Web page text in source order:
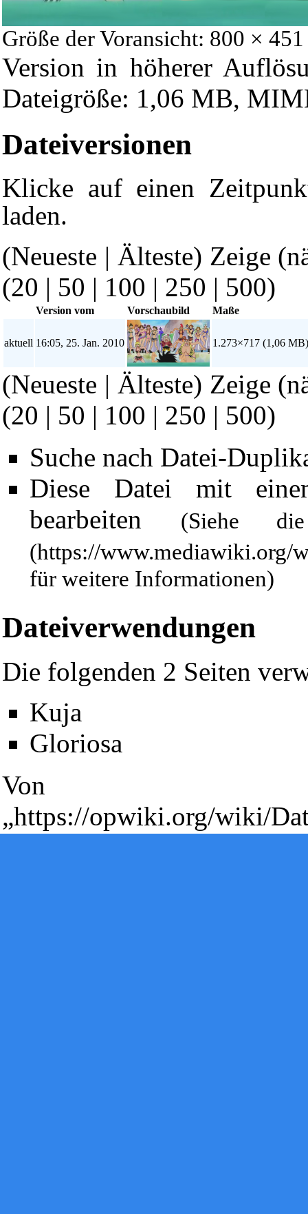
Größe der Voransicht: 800 ×
Version in höherer
Dateigröße: 1,06 MB,
Dateiversionen
Klicke auf einen
laden.
(Neueste | Älteste) Zeige
(20 | 50 | 100 | 250 | 500)
Version vom Vorschaubild Maße
aktuell 16:05, 25. Jan. 2010 1.273×717 (1,06 MB)
(Neueste | Älteste) Zeige
(20 | 50 | 100 | 250 | 500)
Suche nach Datei-
Diese Datei mit
bearbeiten
(Siehe
für weitere Informationen)
Dateiverwendungen
Die folgenden 2 Seiten
Kuja
Gloriosa
Von
„https://opwiki.org/wiki/
Diese Seite wurde zuletzt am 25. Januar 2010 um 16:05 Uhr
Powered byComputer-Base
Datenschutz-Optionen